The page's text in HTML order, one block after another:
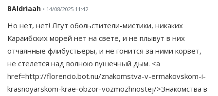
BAldriaah • 14/08/2025 11:42
Но нет, нет! Лгут обольстители-мистики, никаких
Караибских морей нет на свете, и не плывут в них
отчаянные флибустьеры, и не гонится за ними корвет,
не стелется над волною пушечный дым. <a
href=http://florencio.bot.nu/znakomstva-v-ermakovskom-i-
krasnoyarskom-krae-obzor-vozmozhnostej/>Знакомства в